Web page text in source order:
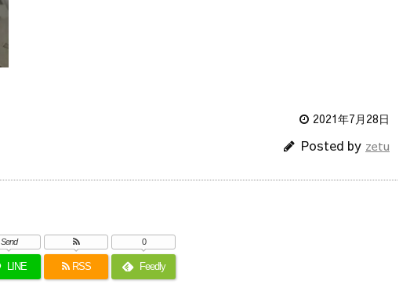
2021年7月28日
Posted by zetu
LINE
Send
RSS Feedly
0